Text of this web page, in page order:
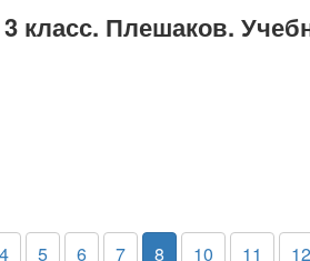
Плешаков.
4 5 6 7 8 10 11 12